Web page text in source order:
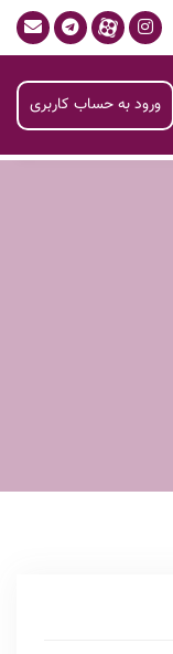
ورود به حساب کاربری